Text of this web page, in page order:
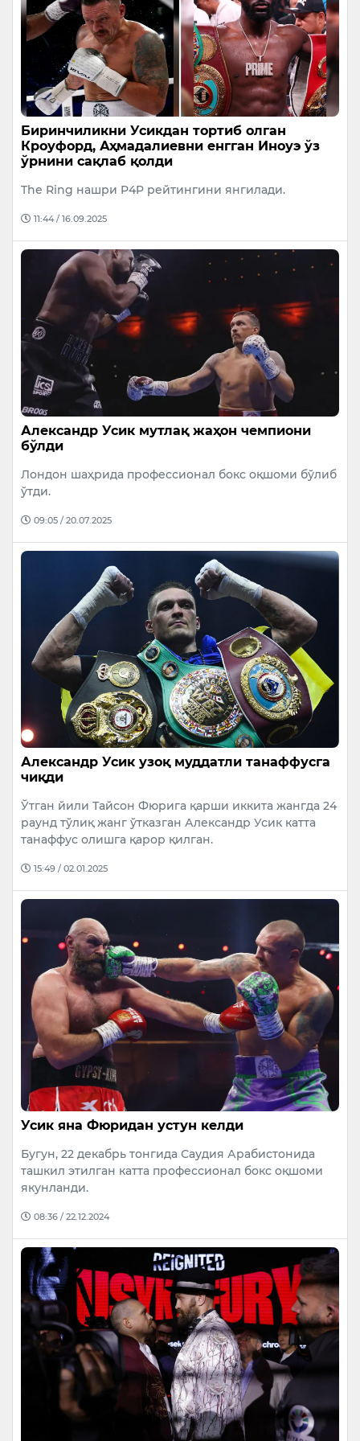
Биринчиликни Усикдан тортиб олган
Кроуфорд, Аҳмадалиевни енгган Иноуэ ўз
ўрнини сақлаб қолди
The Ring нашри P4P рейтингини янгилади.
11:44 / 16.09.2025
Александр Усик мутлақ жаҳон чемпиони
бўлди
Лондон шаҳрида профессионал бокс оқшоми бўлиб
ўтди.
09:05 / 20.07.2025
Александр Усик узоқ муддатли танаффусга
чиқди
Ўтган йили Тайсон Фюрига қарши иккита жангда 24
раунд тўлиқ жанг ўтказган Александр Усик катта
танаффус олишга қарор қилган.
15:49 / 02.01.2025
Усик яна Фюридан устун келди
Бугун, 22 декабрь тонгида Саудия Арабистонида
ташкил этилган катта профессионал бокс оқшоми
якунланди.
08:36 / 22.12.2024